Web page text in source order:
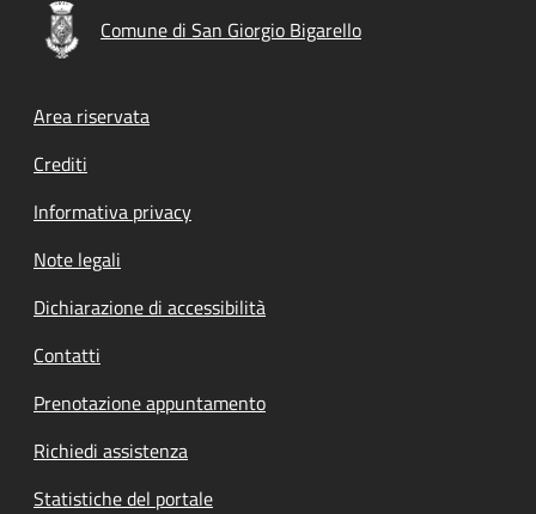
Comune di San Giorgio Bigarello
Footer menu
Area riservata
Crediti
Informativa privacy
Note legali
Dichiarazione di accessibilità
Contatti
Prenotazione appuntamento
Richiedi assistenza
Statistiche del portale